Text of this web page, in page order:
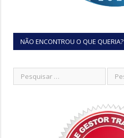
NÃO ENCONTROU O QUE QUERIA?